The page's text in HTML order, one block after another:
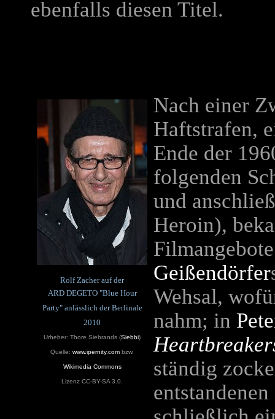
ebenfalls diesen Titel.
Rolf Zacher auf der
ARD DEGETO "Blue Hour
Party" anlässlich der Berlinale
2010
Urheber: Thore Siebrands (Siebbi)
Quelle: www.ipernity.com bzw.
Wikimedia Commons
Lizenz CC-BY-SA 3.0.
Nach einer
Haftstrafen,
Ende der
folgenden
und
Heroin),
Geißendörfer
Wehsal,
nahm; in
ständig